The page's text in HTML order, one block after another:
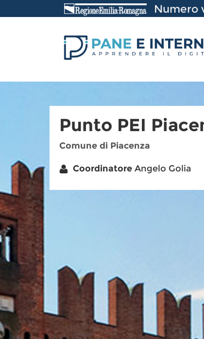
al
Numero
Punto PEI
Comune di Piacenza
Coordinatore Angelo Golia